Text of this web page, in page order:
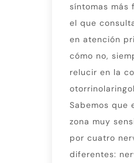
síntomas más
el que
en atención
cómo no,
relucir en la
Sabemos que
zona muy
por cuatro
diferentes: